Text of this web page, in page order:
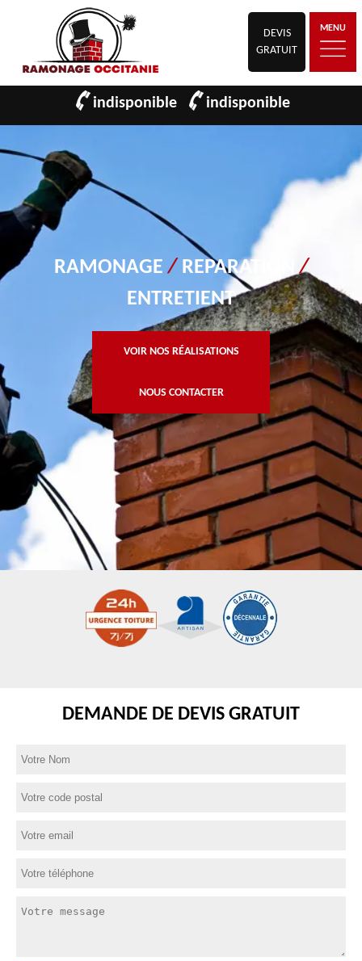
DEVIS
GRATUIT
MENU
indisponible indisponible
RAMONAGE/ REPARATION/
ENTRETIENT
VOIR NOS RÉALISATIONS
NOUS CONTACTER
DEMANDE DE DEVIS GRATUIT